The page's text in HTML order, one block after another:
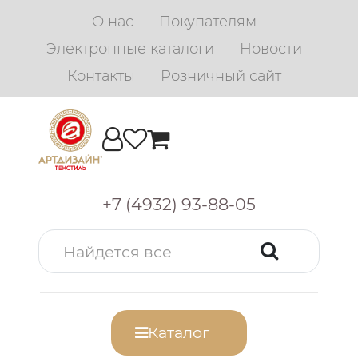
О нас
Покупателям
Электронные каталоги
Новости
Контакты
Розничный сайт
+7 (4932) 93-88-05
Каталог